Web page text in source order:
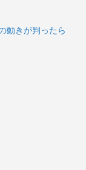
動きが判ったら